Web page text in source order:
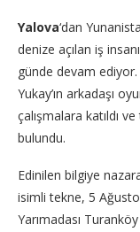
Yalova‘dan
denize açılan iş
günde devam
Yukay’ın arkadaşı
çalışmalara katıldı
bulundu.
Edinilen bilgiye
isimli tekne, 5
Yarımadası